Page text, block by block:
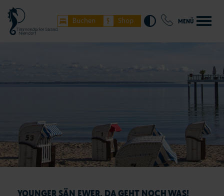
Buchen Shop MENÜ
YOUNGER SÄN EWER. DA GEHT NOCH WAS!